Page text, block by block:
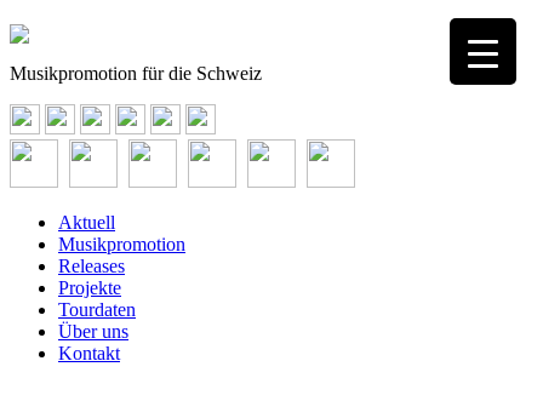
Musikpromotion für die Schweiz
Aktuell
Musikpromotion
Releases
Projekte
Tourdaten
Über uns
Kontakt